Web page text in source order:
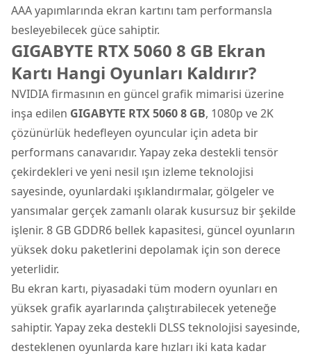
AAA yapımlarında ekran kartını tam performansla
besleyebilecek güce sahiptir.
GIGABYTE RTX 5060 8 GB Ekran
Kartı Hangi Oyunları Kaldırır?
NVIDIA firmasının en güncel grafik mimarisi üzerine
inşa edilen GIGABYTE RTX 5060 8 GB, 1080p ve 2K
çözünürlük hedefleyen oyuncular için adeta bir
performans canavarıdır. Yapay zeka destekli tensör
çekirdekleri ve yeni nesil ışın izleme teknolojisi
sayesinde, oyunlardaki ışıklandırmalar, gölgeler ve
yansımalar gerçek zamanlı olarak kusursuz bir şekilde
işlenir. 8 GB GDDR6 bellek kapasitesi, güncel oyunların
yüksek doku paketlerini depolamak için son derece
yeterlidir.
Bu ekran kartı, piyasadaki tüm modern oyunları en
yüksek grafik ayarlarında çalıştırabilecek yeteneğe
sahiptir. Yapay zeka destekli DLSS teknolojisi sayesinde,
desteklenen oyunlarda kare hızları iki kata kadar